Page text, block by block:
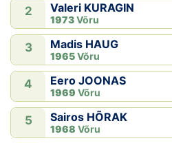
2 Valeri KURAGIN
1973Võru
3 Madis HAUG
1965Võru
4 Eero JOONAS
1969 Võru
5 Sairos HÕRAK
1968 Võru